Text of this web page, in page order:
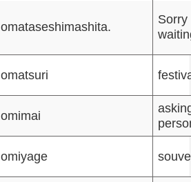
omataseshimashita.
omatsuri
omimai
omiyage